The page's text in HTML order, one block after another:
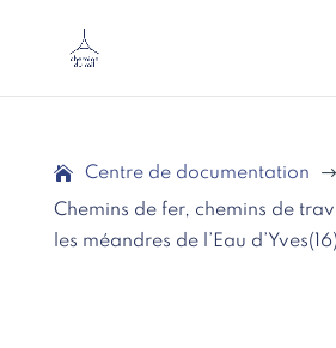
Centre de documentation
$
Chemins de fer, chemins de
les méandres de l’Eau d’Yves(16)